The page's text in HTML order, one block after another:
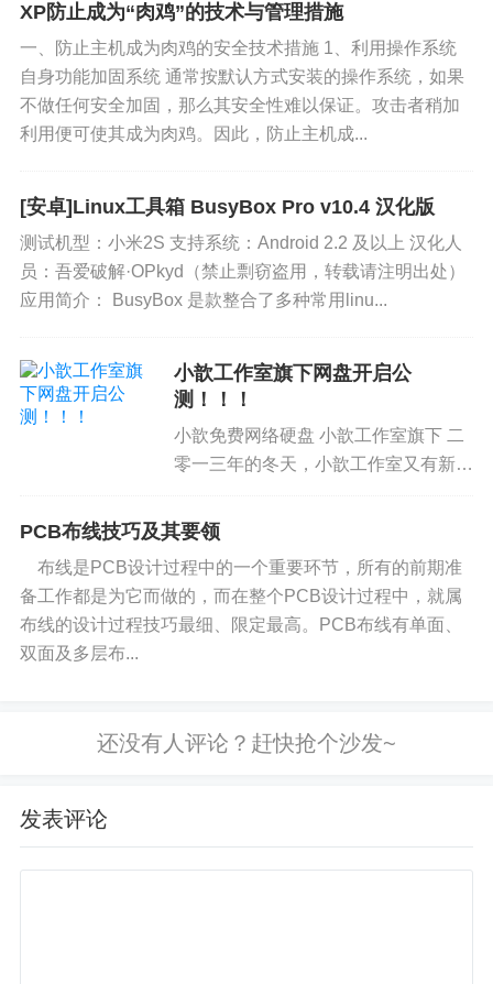
XP防止成为“肉鸡”的技术与管理措施
一、防止主机成为肉鸡的安全技术措施 1、利用操作系统
自身功能加固系统 通常按默认方式安装的操作系统，如果
不做任何安全加固，那么其安全性难以保证。攻击者稍加
利用便可使其成为肉鸡。因此，防止主机成...
[安卓]Linux工具箱 BusyBox Pro v10.4 汉化版
测试机型：小米2S 支持系统：Android 2.2 及以上 汉化人
员：吾爱破解·OPkyd（禁止剽窃盗用，转载请注明出处）
应用简介： BusyBox 是款整合了多种常用linu...
小歆工作室旗下网盘开启公
测！！！
小歆免费网络硬盘 小歆工作室旗下 二
零一三年的冬天，小歆工作室又有新产
PCB布线技巧及其要领
布线是PCB设计过程中的一个重要环节，所有的前期准
备工作都是为它而做的，而在整个PCB设计过程中，就属
布线的设计过程技巧最细、限定最高。PCB布线有单面、
双面及多层布...
发表评论